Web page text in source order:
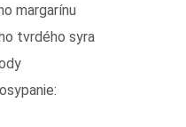
margarínu
tvrdého syra